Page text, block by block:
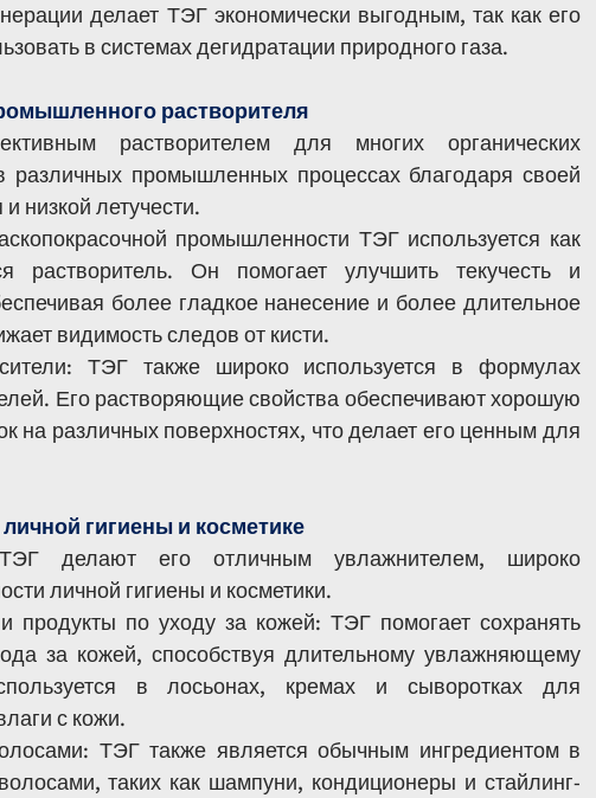
делает ТЭГ экономически выгодным, так как его
в системах дегидратации природного газа.
растворителя
растворителем для многих органических
различных промышленных процессах благодаря своей
низкой летучести.
промышленности ТЭГ используется как
растворитель. Он помогает улучшить текучесть и
более гладкое нанесение и более длительное
видимость следов от кисти.
ТЭГ также широко используется в формулах
Его растворяющие свойства обеспечивают хорошую
на различных поверхностях, что делает его ценным для
гигиены и косметике
ТЭГ делают его отличным увлажнителем, широко
личной гигиены и косметики.
продукты по уходу за кожей: ТЭГ помогает сохранять
за кожей, способствуя длительному увлажняющему
в лосьонах, кремах и сыворотках для
с кожи.
ТЭГ также является обычным ингредиентом в
таких как шампуни, кондиционеры и стайлинг-